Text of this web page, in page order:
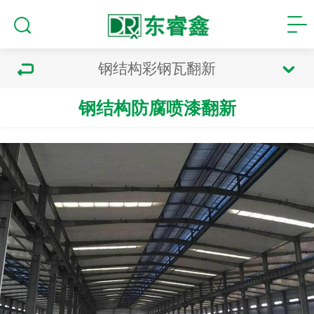
钢结构彩钢瓦翻新
钢结构防腐喷漆翻新